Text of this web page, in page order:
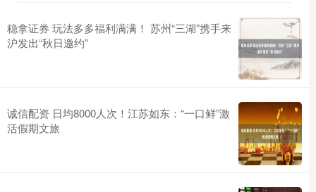
稳拿证券 玩法多多福利满满！ 苏州“三湖”携手来
沪发出“秋日邀约”
诚信配资 日均8000人次！江苏如东：“一口鲜”激
活假期文旅